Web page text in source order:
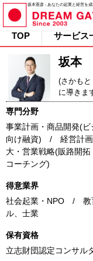
坂本憲彦 - あなたの起業と経営を
TOP サービス
坂本
(さかも
に導きま
専門分野
事業計画・商品開発(
向け融資) / 経営計
大・営業戦略(販路開
コーチング)
得意業界
社会起業・NPO / 教
ル、士業
保有資格
立志財団認定コンサ